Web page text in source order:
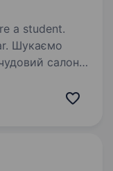
a student.
салон